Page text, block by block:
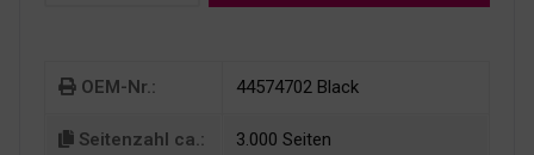
OEM-Nr.: 44574702 Black
Seitenzahl ca.: 3.000 Seiten